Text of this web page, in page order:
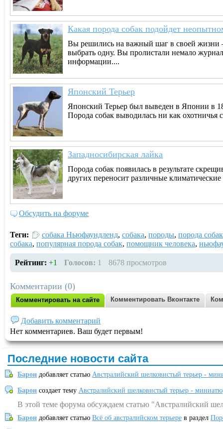
Какая порода собак подойдет
Вы решились на важный шаг в своей жизни –
выбрать одну. Вы пролистали немало
информации....
Японский Терьер
Японский Терьер был выведен в Японии в
Порода собак выводилась ни как охотничья
Западносибирская лайка
Порода собак появилась в результате
других переносит различные
Обсудить на форуме
Теги: собака Ньюфаундленд, собака, породы, порода
собака, популярная порода собак, помощник человека,
Рейтинг: +1 Голосов: 1 8678 просмотров
Комментарии (0)
Комментировать на сайте Комментировать Вконтакте
Добавить комментарий
Нет комментариев. Ваш будет первым!
Последние новости сайта
Барон добавляет статью Австралийский шелковистый терьер -
Барон создает тему Австралийский шелковистый терьер -
В этой теме форума обсуждаем статью "Австралийский
Барон добавляет статью Всё об австралийском терьере в раздел